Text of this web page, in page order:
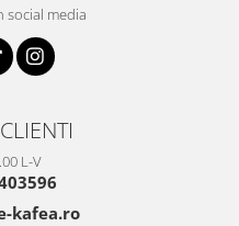
social media
L-V
kafea.ro